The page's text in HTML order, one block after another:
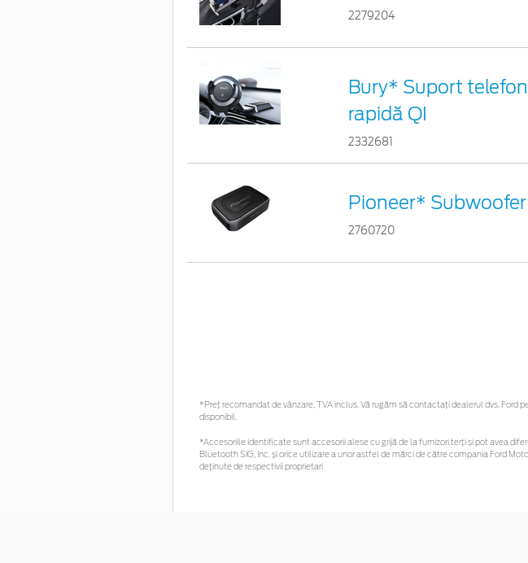
2279204
Bury* Suport
rapidă QI
2332681
Pioneer*
2760720
*Preţ recomandat de vânzare, TVA inclus. Vă rugăm să contactaţi dealerul dvs.
disponibil.
*Accesoriile identificate sunt accesorii alese cu grijă de la furnizori terți și pot avea
Bluetooth SIG, Inc. și orice utilizare a unor astfel de mărci de către compania Ford
deținute de respectivii proprietari